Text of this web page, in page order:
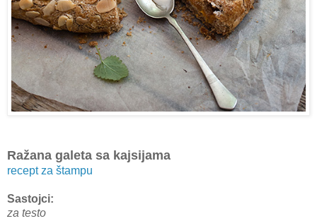
Ražana galeta sa kajsijama
recept za štampu
Sastojci:
za testo